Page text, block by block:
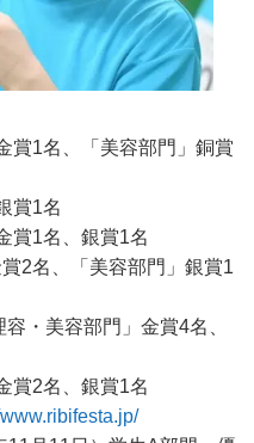
賞1名、「美容部門」銅賞
賞1名
賞1名、銀賞1名
2名、「美容部門」銀賞1
・美容部門」金賞4名、
賞2名、銀賞1名